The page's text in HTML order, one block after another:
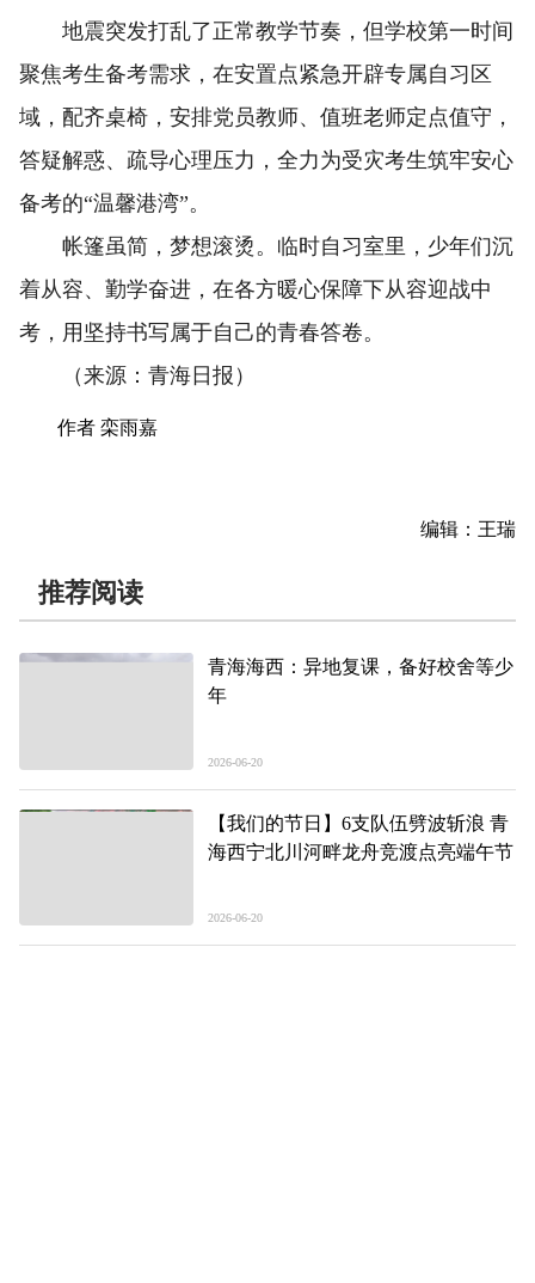
地震突发打乱了正常教学节奏，但学校第一时间
聚焦考生备考需求，在安置点紧急开辟专属自习区
域，配齐桌椅，安排党员教师、值班老师定点值守，
答疑解惑、疏导心理压力，全力为受灾考生筑牢安心
备考的“温馨港湾”。
帐篷虽简，梦想滚烫。临时自习室里，少年们沉
着从容、勤学奋进，在各方暖心保障下从容迎战中
考，用坚持书写属于自己的青春答卷。
（来源：青海日报）
作者 栾雨嘉
编辑：王瑞
推荐阅读
青海海西：异地复课，备好校舍等少
年
2026-06-20
【我们的节日】6支队伍劈波斩浪 青
海西宁北川河畔龙舟竞渡点亮端午节
2026-06-20